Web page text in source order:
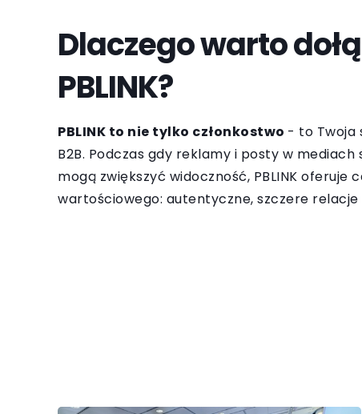
Dlaczego warto
PBLINK?
PBLINK to nie tylko członkostwo - to Twoja
B2B. Podczas gdy reklamy i posty w mediach
mogą zwiększyć widoczność, PBLINK oferuje
wartościowego: autentyczne, szczere relacje